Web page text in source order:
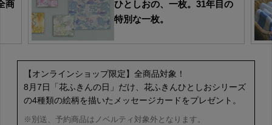
商
ひとしおの、一枚。31年目の
特別な一枚。
【オンラインショップ限定】全商品対象！
8月7日「花ふきんの日」だけ、花ふきんひとしおシリーズ
の4種類の絵柄を描いたメッセージカードをプレゼント。
※別送、予約商品はノベルティ対象外となります。